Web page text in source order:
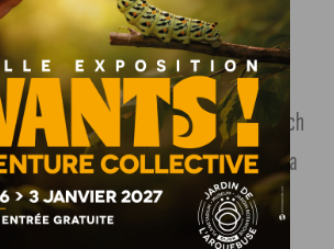
jouait à Boulogne-Levallois
final, défaite : 93-86. Le prochain match
contre Blois, le 3 mars. Lancement de la